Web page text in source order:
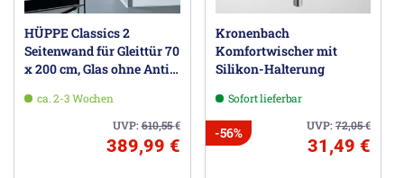
HÜPPE Classics 2
Seitenwand für Gleittür 70
x 200 cm, Glas ohne Anti-
ca. 2-3 Wochen
UVP:610,55€
389,99 €
Kronenbach
Komfortwischer mit
Silikon-Halterung
Sofort lieferbar
UVP:72,05€
-56%
31,49 €